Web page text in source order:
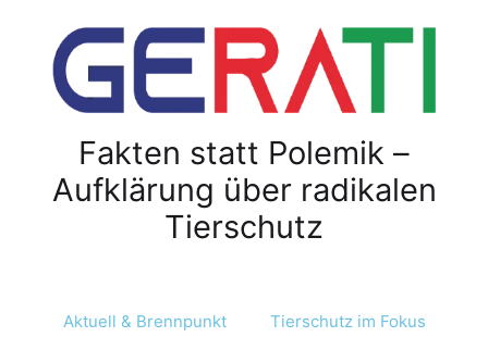
Fakten statt Polemik –
Aufklärung über radikalen
Tierschutz
Aktuell & Brennpunkt Tierschutz im Fokus